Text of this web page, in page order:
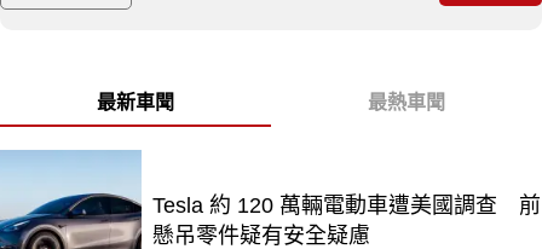
最新車聞 最熱車聞
Tesla 約 120 萬輛電動車遭美國調查 前
懸吊零件疑有安全疑慮